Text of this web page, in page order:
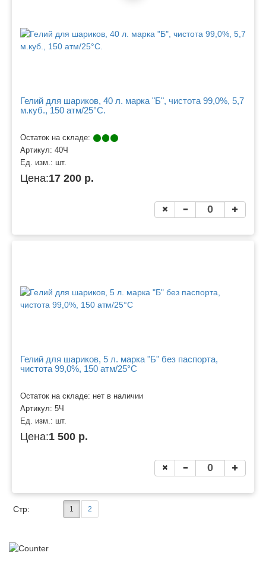
Гелий для шариков, 40 л. марка "Б", чистота 99,0%, 5,7
м.куб., 150 атм/25°C.
Остаток на складе:
Артикул: 40Ч
Ед. изм.: шт.
Цена:17 200 р.
Гелий для шариков, 5 л. марка "Б" без паспорта,
чистота 99,0%, 150 атм/25°C
Остаток на складе: нет в наличии
Артикул: 5Ч
Ед. изм.: шт.
Цена:1 500 р.
Стр: 1 2